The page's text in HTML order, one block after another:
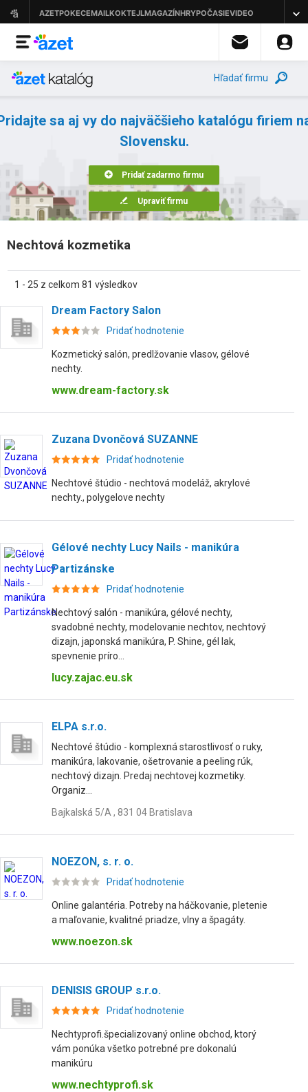
Hľadať firmu
sa aj vy do najväčšieho katalógu firiem
Slovensku.
Pridať zadarmo firmu
Upraviť firmu
Nechtová kozmetika
1 - 25 z celkom 81 výsledkov
Dream Factory Salon
Pridať hodnotenie
Kozmetický salón, predlžovanie vlasov, gélové
nechty.
www.dream-factory.sk
Zuzana Dvončová SUZANNE
Pridať hodnotenie
Nechtové štúdio - nechtová modeláž, akrylové
nechty., polygelove nechty
Gélové nechty Lucy Nails - manikúra
Partizánske
Pridať hodnotenie
Nechtový salón - manikúra, gélové nechty,
svadobné nechty, modelovanie nechtov, nechtový
dizajn, japonská manikúra, P. Shine, gél lak,
spevnenie príro...
lucy.zajac.eu.sk
ELPA s.r.o.
Nechtové štúdio - komplexná starostlivosť o ruky,
manikúra, lakovanie, ošetrovanie a peeling rúk,
nechtový dizajn. Predaj nechtovej kozmetiky.
Organiz...
Bajkalská 5/A , 831 04 Bratislava
NOEZON, s. r. o.
Pridať hodnotenie
Online galantéria. Potreby na háčkovanie, pletenie
a maľovanie, kvalitné priadze, vlny a špagáty.
www.noezon.sk
DENISIS GROUP s.r.o.
Pridať hodnotenie
Nechtyprofi.špecializovaný online obchod, ktorý
vám ponúka všetko potrebné pre dokonalú
manikúru
www.nechtyprofi.sk